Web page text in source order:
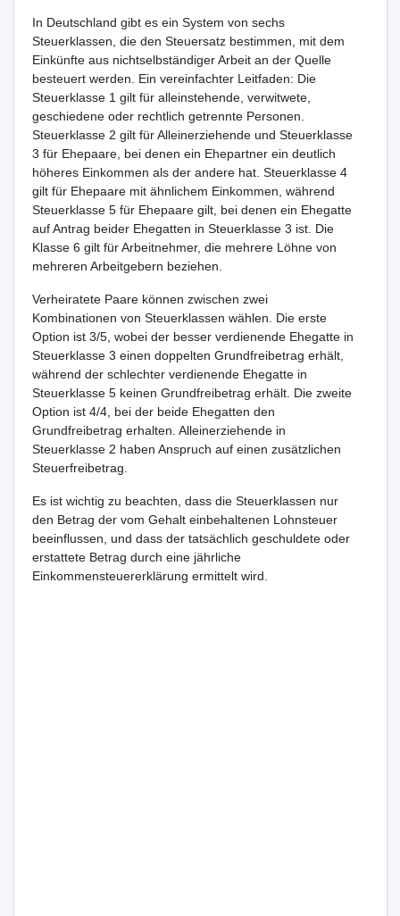
In Deutschland gibt es ein System von sechs
Steuerklassen, die den Steuersatz bestimmen, mit dem
Einkünfte aus nichtselbständiger Arbeit an der Quelle
besteuert werden. Ein vereinfachter Leitfaden: Die
Steuerklasse 1 gilt für alleinstehende, verwitwete,
geschiedene oder rechtlich getrennte Personen.
Steuerklasse 2 gilt für Alleinerziehende und Steuerklasse
3 für Ehepaare, bei denen ein Ehepartner ein deutlich
höheres Einkommen als der andere hat. Steuerklasse 4
gilt für Ehepaare mit ähnlichem Einkommen, während
Steuerklasse 5 für Ehepaare gilt, bei denen ein Ehegatte
auf Antrag beider Ehegatten in Steuerklasse 3 ist. Die
Klasse 6 gilt für Arbeitnehmer, die mehrere Löhne von
mehreren Arbeitgebern beziehen.
Verheiratete Paare können zwischen zwei
Kombinationen von Steuerklassen wählen. Die erste
Option ist 3/5, wobei der besser verdienende Ehegatte in
Steuerklasse 3 einen doppelten Grundfreibetrag erhält,
während der schlechter verdienende Ehegatte in
Steuerklasse 5 keinen Grundfreibetrag erhält. Die zweite
Option ist 4/4, bei der beide Ehegatten den
Grundfreibetrag erhalten. Alleinerziehende in
Steuerklasse 2 haben Anspruch auf einen zusätzlichen
Steuerfreibetrag.
Es ist wichtig zu beachten, dass die Steuerklassen nur
den Betrag der vom Gehalt einbehaltenen Lohnsteuer
beeinflussen, und dass der tatsächlich geschuldete oder
erstattete Betrag durch eine jährliche
Einkommensteuererklärung ermittelt wird.